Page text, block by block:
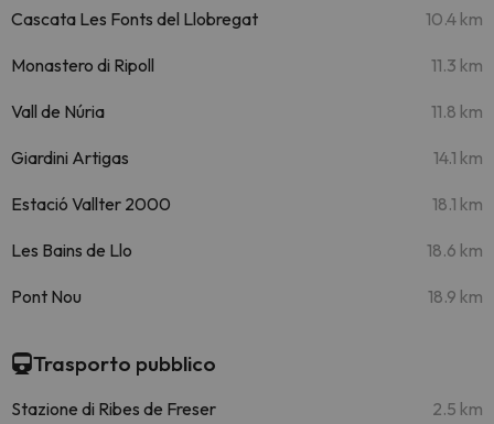
Cascata Les Fonts del Llobregat 10.4 km
Monastero di Ripoll 11.3 km
Vall de Núria 11.8 km
Giardini Artigas 14.1 km
Estació Vallter 2000 18.1 km
Les Bains de Llo 18.6 km
Pont Nou 18.9 km
Trasporto pubblico
Stazione di Ribes de Freser 2.5 km